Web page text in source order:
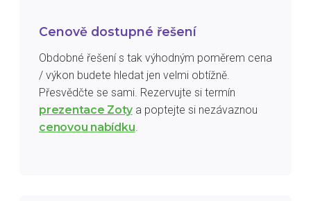
Cenově dostupné řešení
Obdobné řešení s tak výhodným poměrem cena
/ výkon budete hledat jen velmi obtížně.
Přesvědčte se sami. Rezervujte si termín
prezentace Zotya poptejte si nezávaznou
cenovou nabídku